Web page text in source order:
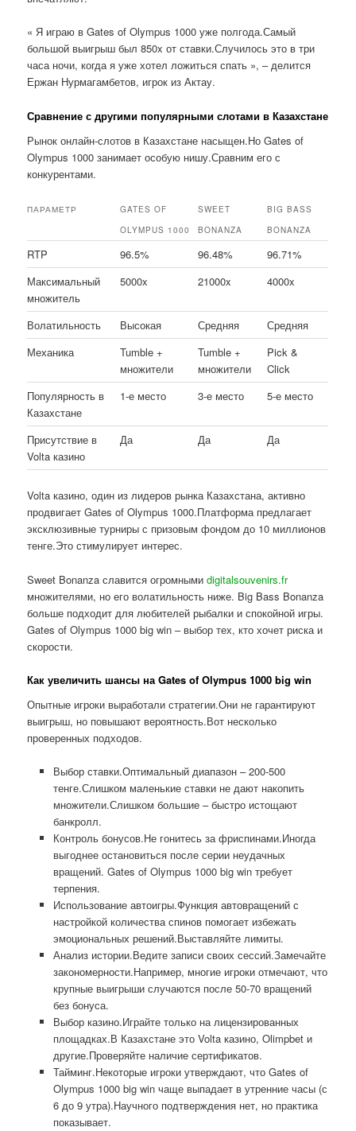
« Я играю в Gates of Olympus 1000 уже полгода.Самый
большой выигрыш был 850x от ставки.Случилось это в три
часа ночи, когда я уже хотел ложиться спать », – делится
Ержан Нурмагамбетов, игрок из Актау.
Сравнение с другими популярными слотами в Казахстане
Рынок онлайн-слотов в Казахстане насыщен.Но Gates of
Olympus 1000 занимает особую нишу.Сравним его с
конкурентами.
ПАРАМЕТР
GATES OF
OLYMPUS 1000
SWEET
BONANZA
BIG BASS
BONANZA
RTP 96.5% 96.48%
96.71%
Максимальный
множитель
5000x 21000x 4000x
Волатильность Высокая Средняя
Средняя
Механика
Tumble +
множители
Tumble +
множители
Pick &
Click
Популярность в
Казахстане
1-е место 3-е место 5-е место
Присутствие в
Volta казино
Да Да Да
Volta казино, один из лидеров рынка Казахстана, активно
продвигает Gates of Olympus 1000.Платформа предлагает
эксклюзивные турниры с призовым фондом до 10 миллионов
тенге.Это стимулирует интерес.
Sweet Bonanza славится огромнымиdigitalsouvenirs.fr
множителями, но его волатильность ниже. Big Bass Bonanza
больше подходит для любителей рыбалки и спокойной игры.
Gates of Olympus 1000 big win – выбор тех, кто хочет риска и
скорости.
Как увеличить шансы на Gates of Olympus 1000 big win
Опытные игроки выработали стратегии.Они не гарантируют
выигрыш, но повышают вероятность.Вот несколько
проверенных подходов.
Выбор ставки.Оптимальный диапазон – 200-500
тенге.Слишком маленькие ставки не дают накопить
множители.Слишком большие – быстро истощают
банкролл.
Контроль бонусов.Не гонитесь за фриспинами.Иногда
выгоднее остановиться после серии неудачных
вращений. Gates of Olympus 1000 big win требует
терпения.
Использование автоигры.Функция автовращений с
настройкой количества спинов помогает избежать
эмоциональных решений.Выставляйте лимиты.
Анализ истории.Ведите записи своих сессий.Замечайте
закономерности.Например, многие игроки отмечают, что
крупные выигрыши случаются после 50-70 вращений
без бонуса.
Выбор казино.Играйте только на лицензированных
площадках.В Казахстане это Volta казино, Olimpbet и
другие.Проверяйте наличие сертификатов.
Тайминг.Некоторые игроки утверждают, что Gates of
Olympus 1000 big win чаще выпадает в утренние часы (с
6 до 9 утра).Научного подтверждения нет, но практика
показывает.